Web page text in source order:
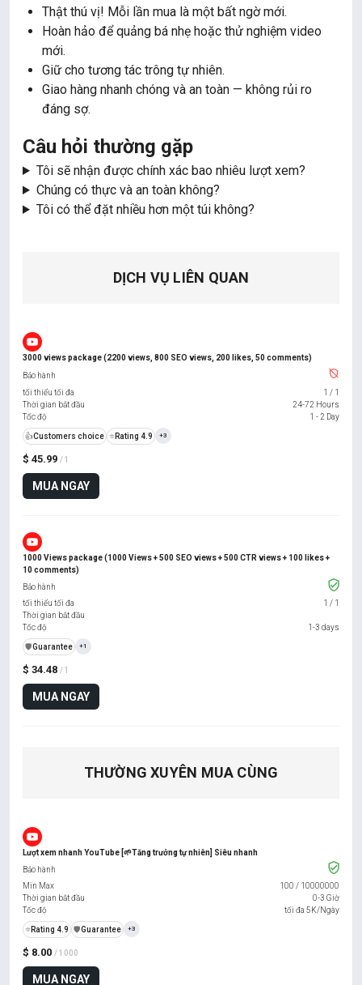
Thật thú vị! Mỗi lần mua là một bất ngờ mới.
Hoàn hảo để quảng bá nhẹ hoặc thử nghiệm video
mới.
Giữ cho tương tác trông tự nhiên.
Giao hàng nhanh chóng và an toàn — không rủi ro
đáng sợ.
Câu hỏi thường gặp
Tôi sẽ nhận được chính xác bao nhiêu lượt xem?
Chúng có thực và an toàn không?
Tôi có thể đặt nhiều hơn một túi không?
DỊCH VỤ LIÊN QUAN
3000 views package (2200 views, 800 SEO views, 200 likes, 50 comments)
$ 45.99 / 1
MUA NGAY
Bảo hành
tối thiểu tối đa
1 / 1
Thời gian bắt đầu
24-72 Hours
Tốc độ
1 - 2 Day
👍Customers choice ⭐ Rating 4.9 +3
1000 Views package (1000 Views + 500 SEO views + 500 CTR views + 100 likes +
10 comments)
$ 34.48 / 1
MUA NGAY
Bảo hành
tối thiểu tối đa
1 / 1
Thời gian bắt đầu
Tốc độ
1-3 days
️🛡️Guarantee +1
THƯỜNG XUYÊN MUA CÙNG
Lượt xem nhanh YouTube [🌱Tăng trưởng tự nhiên] Siêu nhanh
$ 8.00 / 1000
MUA NGAY
Bảo hành
Min Max
100 / 10000000
Thời gian bắt đầu
0-3 Giờ
Tốc độ
tối đa 5K/Ngày
⭐ Rating 4.9 ️🛡️Guarantee +3